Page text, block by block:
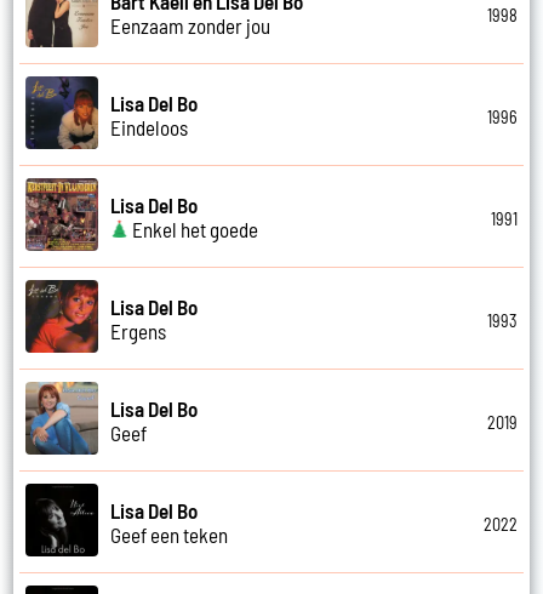
Eenzaam zonder jou
1998
Lisa Del Bo
Eindeloos
1996
Lisa Del Bo
Enkel het goede
1991
Lisa Del Bo
Ergens
1993
Lisa Del Bo
Geef
2019
Lisa Del Bo
Geef een teken
2022